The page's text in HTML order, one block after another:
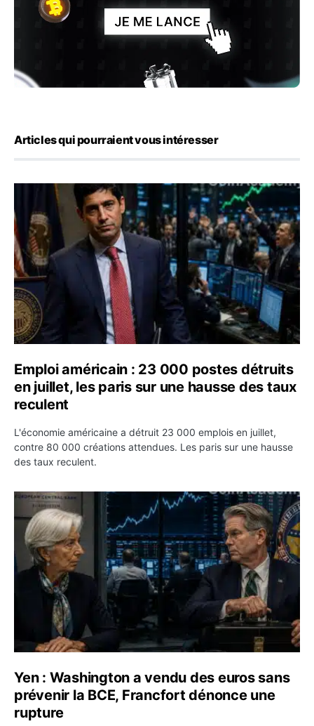
Articles qui pourraient vous intéresser
Emploi américain : 23 000 postes détruits en juillet, les
Emploi américain : 23 000 postes détruits
en juillet, les paris sur une hausse des taux
reculent
L'économie américaine a détruit 23 000 emplois en juillet,
contre 80 000 créations attendues. Les paris sur une hausse
des taux reculent.
Yen : Washington a vendu des euros sans prévenir la
Yen : Washington a vendu des euros sans
prévenir la BCE, Francfort dénonce une
rupture